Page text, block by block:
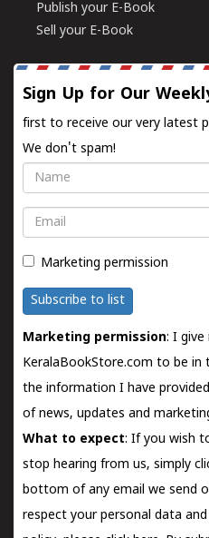
Publish your E-Book
Sell your E-Book
Sign Up for Our
first to receive our very latest
We don't spam!
Name
Email
Marketing permission
Subscribe to list
Marketing permission: I
KeralaBookStore.com to be in
the information I have
of news, updates and
What to expect: If you wish
stop hearing from us, simply
bottom of any email we send
respect your personal data